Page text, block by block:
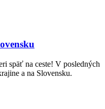
späť na ceste! V posledných
a na Slovensku.